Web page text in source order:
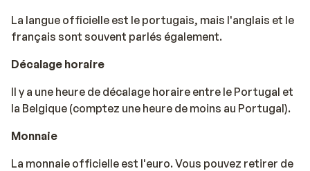
La langue officielle est le portugais, mais l'anglais et le
français sont souvent parlés également.
Décalage horaire
Il y a une heure de décalage horaire entre le Portugal et
la Belgique (comptez une heure de moins au Portugal).
Monnaie
La monnaie officielle est l'euro. Vous pouvez retirer de